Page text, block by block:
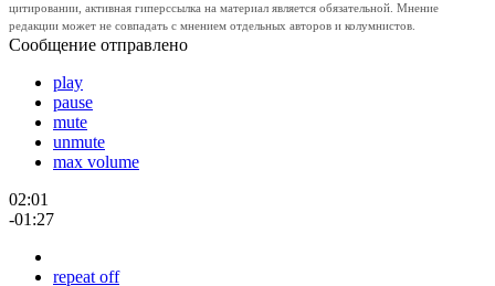
цитировании, активная гиперссылка на материал является обязательной. Мнение
редакции может не совпадать с мнением отдельных авторов и колумнистов.
Сообщение отправлено
play
pause
mute
unmute
max volume
02:01
-01:27
repeat off